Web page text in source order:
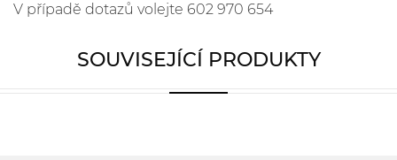
V případě dotazů volejte 602 970 654
SOUVISEJÍCÍ PRODUKTY